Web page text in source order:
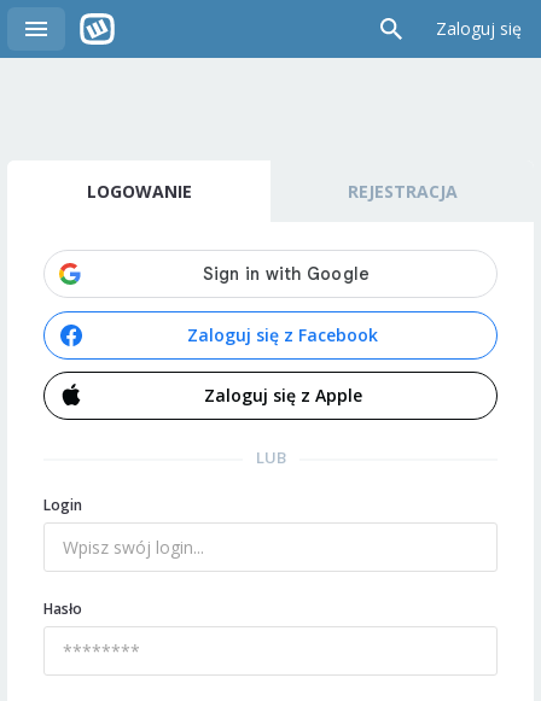
Zaloguj się
LOGOWANIE REJESTRACJA
Zaloguj się z Facebook
Zaloguj się z Apple
LUB
Login
Hasło